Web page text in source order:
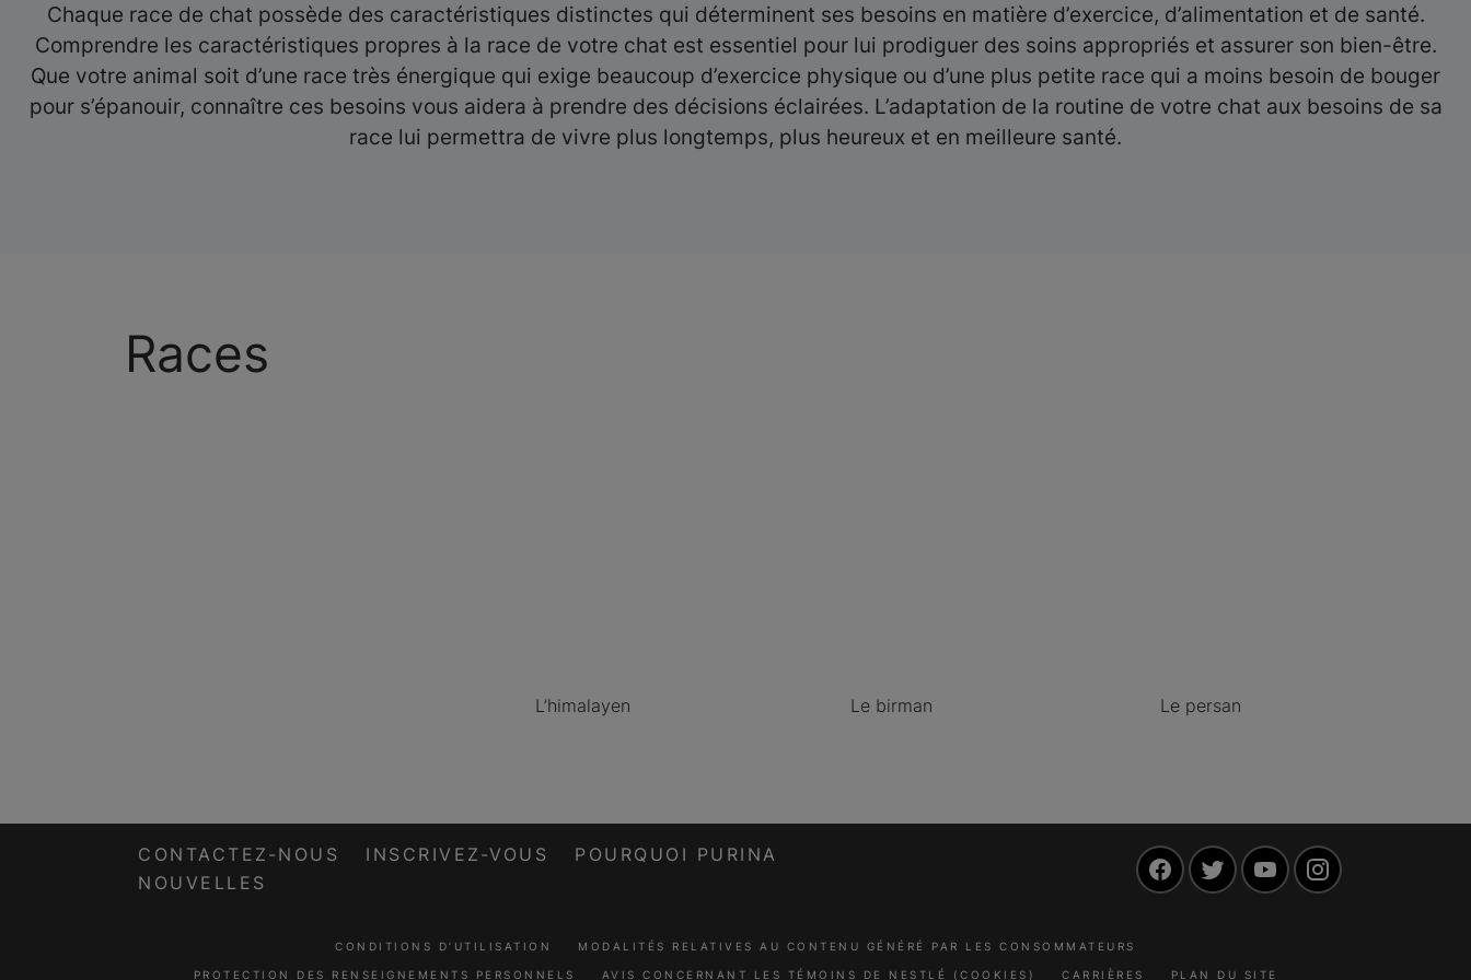
Chaque race de chat possède des caractéristiques distinctes qui déterminent ses besoins en matière d’exercice, d’alimentation et de santé.
Comprendre les caractéristiques propres à la race de votre chat est essentiel pour lui prodiguer des soins appropriés et assurer son bien-être.
Que votre animal soit d’une race très énergique qui exige beaucoup d’exercice physique ou d’une plus petite race qui a moins besoin de bouger
pour s’épanouir, connaître ces besoins vous aidera à prendre des décisions éclairées. L’adaptation de la routine de votre chat aux besoins de sa
race lui permettra de vivre plus longtemps, plus heureux et en meilleure santé.
Races
L’himalayen Le birman Le persan
CONTACTEZ-NOUS INSCRIVEZ-VOUS
POURQUOI PURINA
NOUVELLES
FacebookTwitter YouTube
CONDITIONS D’UTILISATION MODALITÉS RELATIVES AU CONTENU GÉNÉRÉ PAR LES CONSOMMATEURS
PROTECTION DES RENSEIGNEMENTS PERSONNELS AVIS CONCERNANT LES TÉMOINS DE NESTLÉ (COOKIES) CARRIÈRES PLAN DU SITE